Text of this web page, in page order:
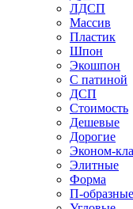
ЛДСП
Массив
Пластик
Шпон
Экошпон
С патиной
ДСП
Стоимость
Дешевые
Дорогие
Эконом-
Элитные
Форма
П-образные